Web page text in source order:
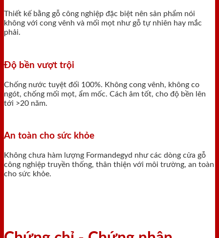
Thiết kế bằng gỗ công nghiệp đặc biệt nên sản phẩm nói
không với cong vênh và mối mọt như gỗ tự nhiên hay mắc
phải.
Độ bền vượt trội
Chống nước tuyệt đối 100%. Không cong vênh, không co
ngót, chống mối mọt, ẩm mốc. Cách âm tốt, cho độ bền lên
tới >20 năm.
An toàn cho sức khỏe
Không chưa hàm lượng Formandegyd như các dòng cửa gỗ
công nghiệp truyền thống, thân thiện với môi trường, an toàn
cho sức khỏe.